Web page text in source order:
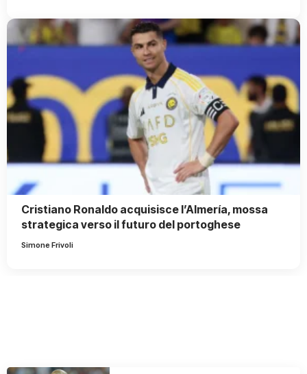
Cristiano Ronaldo acquisisce l’Almería, mossa
strategica verso il futuro del portoghese
Simone Frivoli